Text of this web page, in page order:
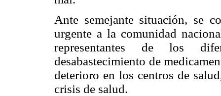
Ante semejante situación, se
urgente a la comunidad
representantes de los
desabastecimiento de
deterioro en los centros de
crisis de salud.